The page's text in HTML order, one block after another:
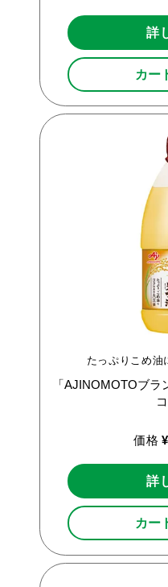
詳
カー
たっぷりこめ油
「AJINOMOTOブラ
価格 ¥
詳
カー